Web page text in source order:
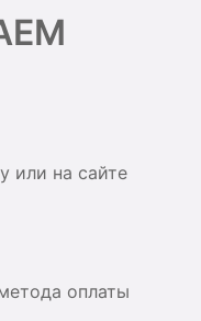
или на сайте
оплаты